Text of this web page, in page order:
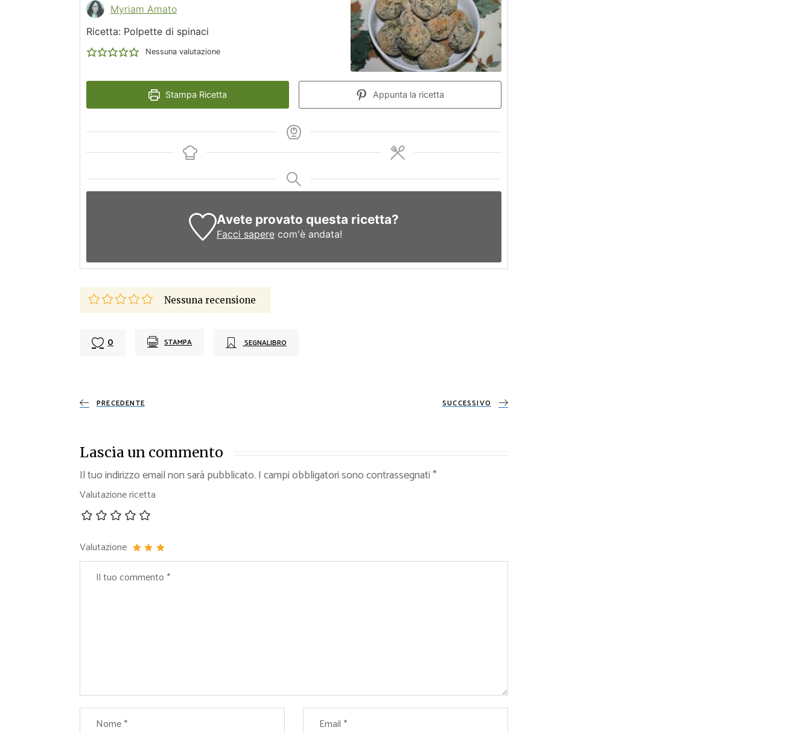
Myriam Amato
Ricetta: Polpette di spinaci
Nessuna valutazione
Stampa Ricetta Appunta la ricetta
Avete provato questa ricetta?
Facci saperecom'è andata!
Nessuna recensione
0 STAMPA SEGNALIBRO
PRECEDENTE SUCCESSIVO
Lascia un commento
Il tuo indirizzo email non sarà pubblicato. I campi obbligatori sono contrassegnati*
Valutazione ricetta
Valutazione